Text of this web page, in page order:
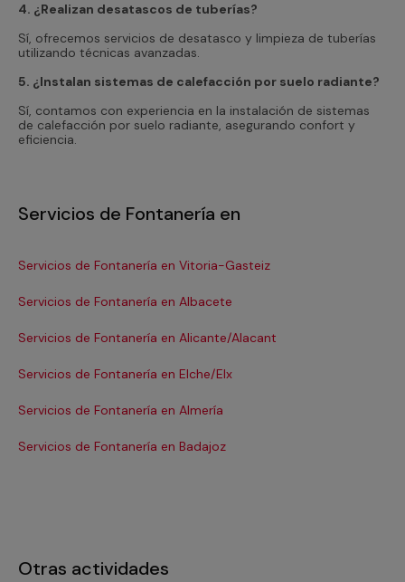
4. ¿Realizan desatascos de tuberías?
Sí, ofrecemos servicios de desatasco y limpieza de tuberías
utilizando técnicas avanzadas.
5. ¿Instalan sistemas de calefacción por suelo radiante?
Sí, contamos con experiencia en la instalación de sistemas
de calefacción por suelo radiante, asegurando confort y
eficiencia.
Servicios de Fontanería en
Servicios de Fontanería en Vitoria-Gasteiz
Servicios de Fontanería en Albacete
Servicios de Fontanería en Alicante/Alacant
Servicios de Fontanería en Elche/Elx
Servicios de Fontanería en Almería
Servicios de Fontanería en Badajoz
Otras actividades